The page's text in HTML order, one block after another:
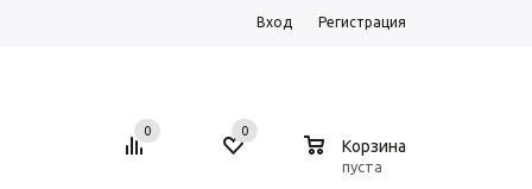
Вход Регистрация
0 0
Корзина
пуста